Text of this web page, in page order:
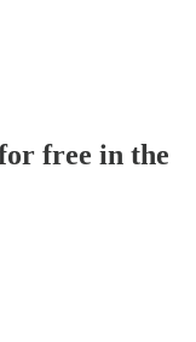
free in the